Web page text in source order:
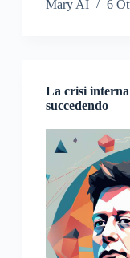
Mary AI 6
La crisi interna
succedendo